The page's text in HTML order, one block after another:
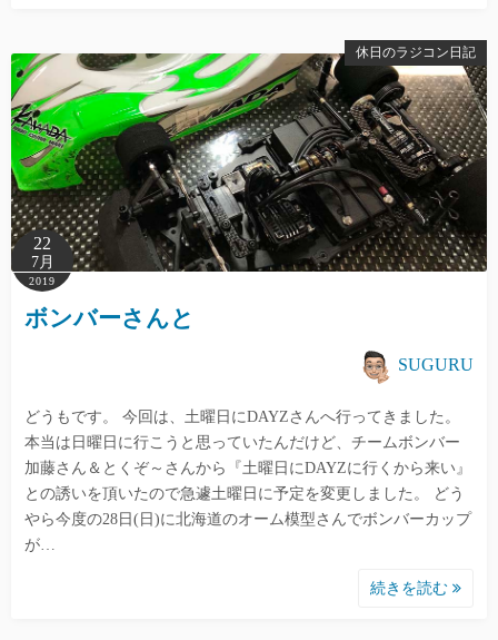
休日のラジコン日記
22
7月
2019
ボンバーさんと
SUGURU
どうもです。 今回は、土曜日にDAYZさんへ行ってきました。
本当は日曜日に行こうと思っていたんだけど、チームボンバー
加藤さん＆とくぞ～さんから『土曜日にDAYZに行くから来い』
との誘いを頂いたので急遽土曜日に予定を変更しました。 どう
やら今度の28日(日)に北海道のオーム模型さんでボンバーカップ
が…
続きを読む